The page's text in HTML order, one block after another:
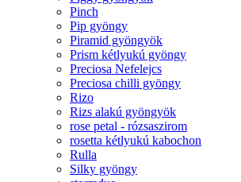
Pinch
Pip gyöngy
Piramid gyöngyök
Prism kétlyukú gyöngy
Preciosa Nefelejcs
Preciosa chilli gyöngy
Rizo
Rizs alakú gyöngyök
rose petal - rózsaszirom
rosetta kétlyukú kabochon
Rulla
Silky gyöngy